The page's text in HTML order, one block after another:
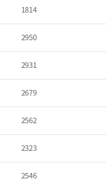
1814
2950
2931
2679
2562
2323
2546